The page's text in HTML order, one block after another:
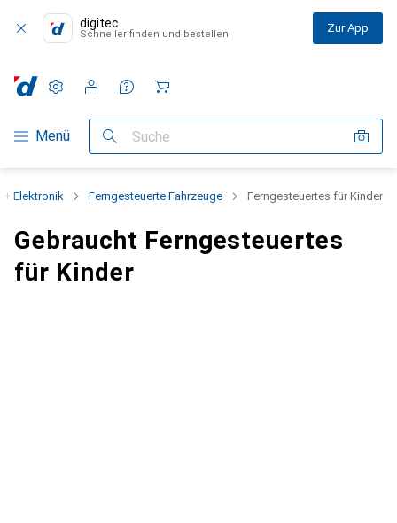
digitec
Schneller finden und bestellen Zur App
Navigation nach Kategorien
Menü Suche
Einstellungen
Kundenkonto
Vergleichslisten
Merklisten
Warenkorb
+ Elektronik Ferngesteuerte Fahrzeuge Ferngesteuertes für Kinder
Gebraucht Ferngesteuertes
für Kinder